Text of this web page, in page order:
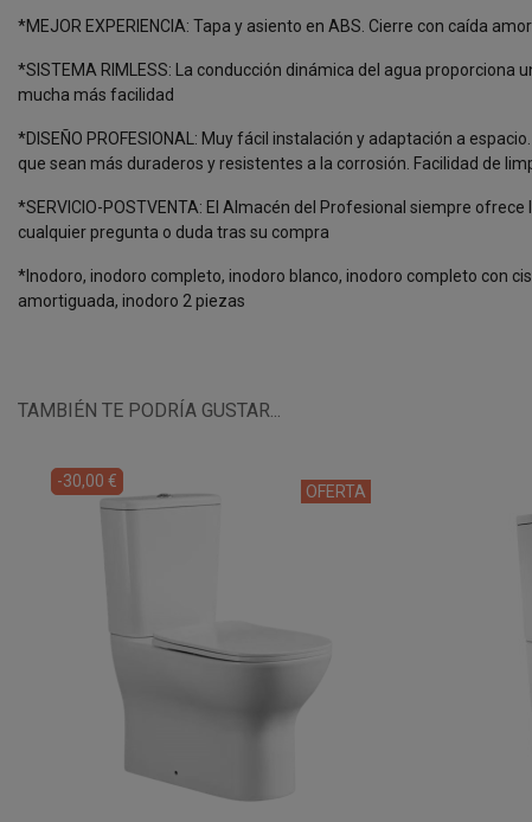
*MEJOR EXPERIENCIA: Tapa y asiento en ABS. Cierre con caída
*SISTEMA RIMLESS: La conducción dinámica del agua
mucha más facilidad
*DISEÑO PROFESIONAL: Muy fácil instalación y adaptación a
que sean más duraderos y resistentes a la corrosión. Facilidad de
*SERVICIO-POSTVENTA: El Almacén del Profesional siempre
cualquier pregunta o duda tras su compra
*Inodoro, inodoro completo, inodoro blanco, inodoro completo con
amortiguada, inodoro 2 piezas
TAMBIÉN TE PODRÍA GUSTAR...
OFERTA
-30,00 €